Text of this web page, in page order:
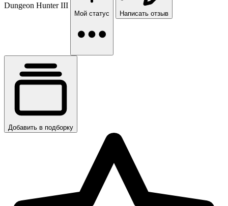
Dungeon Hunter III
Мой статус Написать отзыв
Добавить в подборку